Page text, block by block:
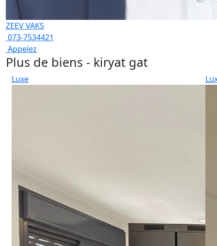
ZEEV VAKS
073-7534421
Appelez
Plus de biens - kiryat gat
Luxe